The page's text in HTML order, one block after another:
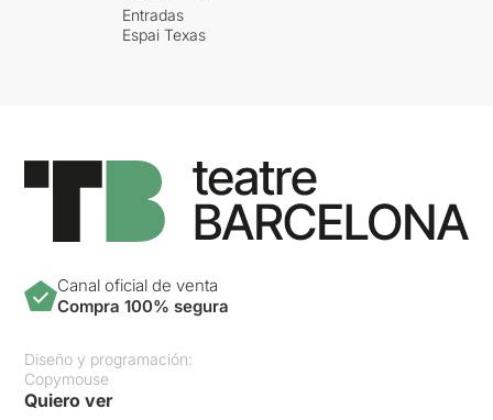
Entradas
Espai Texas
Canal oficial de venta
Compra 100% segura
Diseño y programación:
Copymouse
Quiero ver